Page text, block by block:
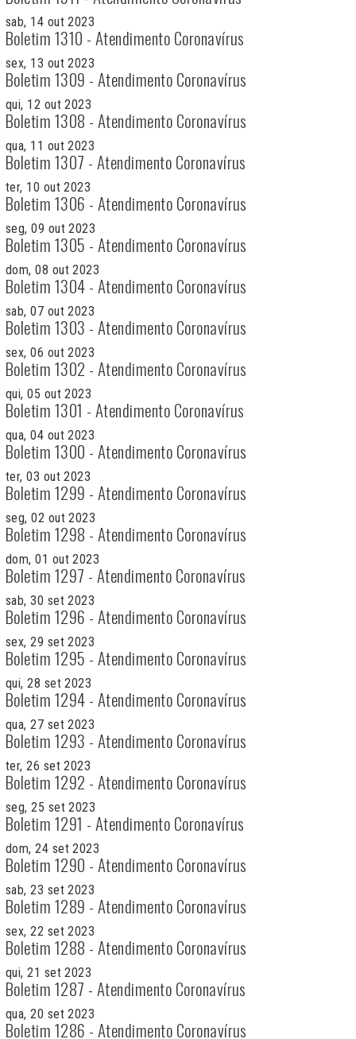
sab, 14 out 2023
Boletim 1310 - Atendimento Coronavírus
sex, 13 out 2023
Boletim 1309 - Atendimento Coronavírus
qui, 12 out 2023
Boletim 1308 - Atendimento Coronavírus
qua, 11 out 2023
Boletim 1307 - Atendimento Coronavírus
ter, 10 out 2023
Boletim 1306 - Atendimento Coronavírus
seg, 09 out 2023
Boletim 1305 - Atendimento Coronavírus
dom, 08 out 2023
Boletim 1304 - Atendimento Coronavírus
sab, 07 out 2023
Boletim 1303 - Atendimento Coronavírus
sex, 06 out 2023
Boletim 1302 - Atendimento Coronavírus
qui, 05 out 2023
Boletim 1301 - Atendimento Coronavírus
qua, 04 out 2023
Boletim 1300 - Atendimento Coronavírus
ter, 03 out 2023
Boletim 1299 - Atendimento Coronavírus
seg, 02 out 2023
Boletim 1298 - Atendimento Coronavírus
dom, 01 out 2023
Boletim 1297 - Atendimento Coronavírus
sab, 30 set 2023
Boletim 1296 - Atendimento Coronavírus
sex, 29 set 2023
Boletim 1295 - Atendimento Coronavírus
qui, 28 set 2023
Boletim 1294 - Atendimento Coronavírus
qua, 27 set 2023
Boletim 1293 - Atendimento Coronavírus
ter, 26 set 2023
Boletim 1292 - Atendimento Coronavírus
seg, 25 set 2023
Boletim 1291 - Atendimento Coronavírus
dom, 24 set 2023
Boletim 1290 - Atendimento Coronavírus
sab, 23 set 2023
Boletim 1289 - Atendimento Coronavírus
sex, 22 set 2023
Boletim 1288 - Atendimento Coronavírus
qui, 21 set 2023
Boletim 1287 - Atendimento Coronavírus
qua, 20 set 2023
Boletim 1286 - Atendimento Coronavírus